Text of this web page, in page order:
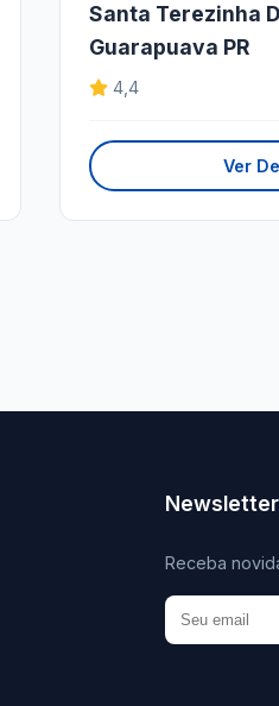
Santa Terezinha
Guarapuava PR
4,4
Ver
Newsletter
Receba